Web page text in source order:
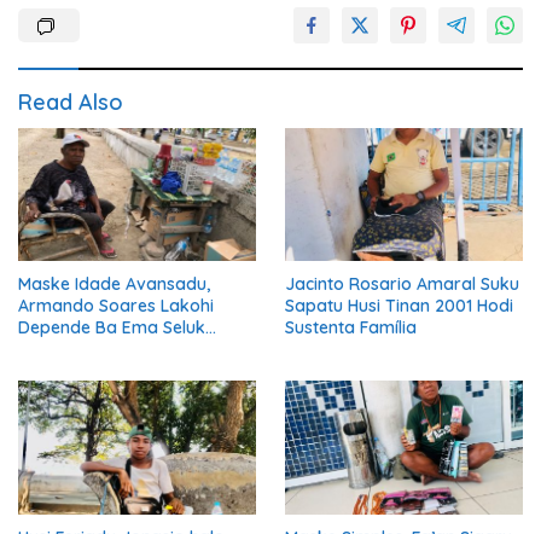
Read Also
Maske Idade Avansadu,
Armando Soares Lakohi
Depende Ba Ema Seluk
Jacinto Rosario Amaral Suku
Sapatu Husi Tinan 2001 Hodi
Sustenta Família